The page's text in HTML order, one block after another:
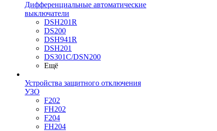
Дифференциальные автоматические
выключатели
DSH201R
DS200
DSH941R
DSH201
DS301C/DSN200
Ещё
Устройства защитного отключения
УЗО
F202
FH202
F204
FH204